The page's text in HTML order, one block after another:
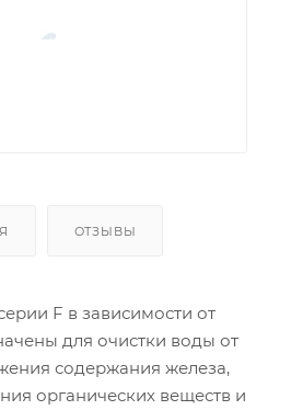
ОТЗЫВЫ
F в зависимости от
для очистки воды от
содержания железа,
органических веществ и